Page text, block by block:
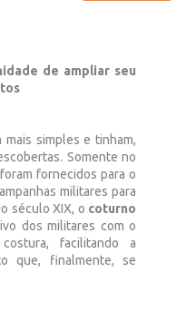
de ampliar seu
mais simples e tinham,
Somente no
fornecidos para o
militares para
século XIX, o coturno
dos militares com o
facilitando a
que, finalmente, se